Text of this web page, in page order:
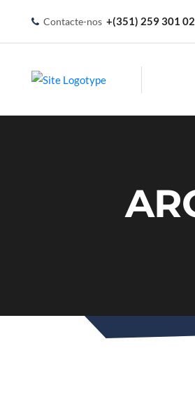
Contacte-nos +(351) 259 301